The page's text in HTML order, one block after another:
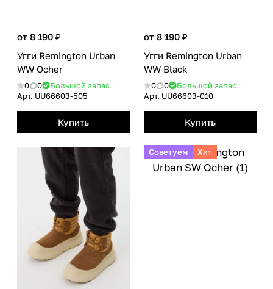
от 8 190 ₽
Угги Remington Urban
WW Ocher
0 0
Большой запас
Арт. UU66603-505
Купить
от 8 190 ₽
Угги Remington Urban
WW Black
0 0
Большой запас
Арт. UU66603-010
Купить
Советуем Хит